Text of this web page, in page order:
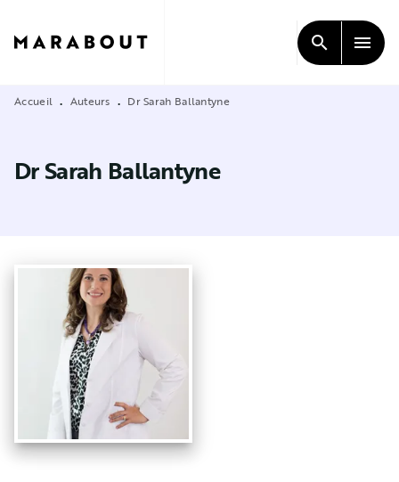
CONTENU
search menu
Accueil • Auteurs • Dr Sarah Ballantyne
Dr Sarah Ballantyne